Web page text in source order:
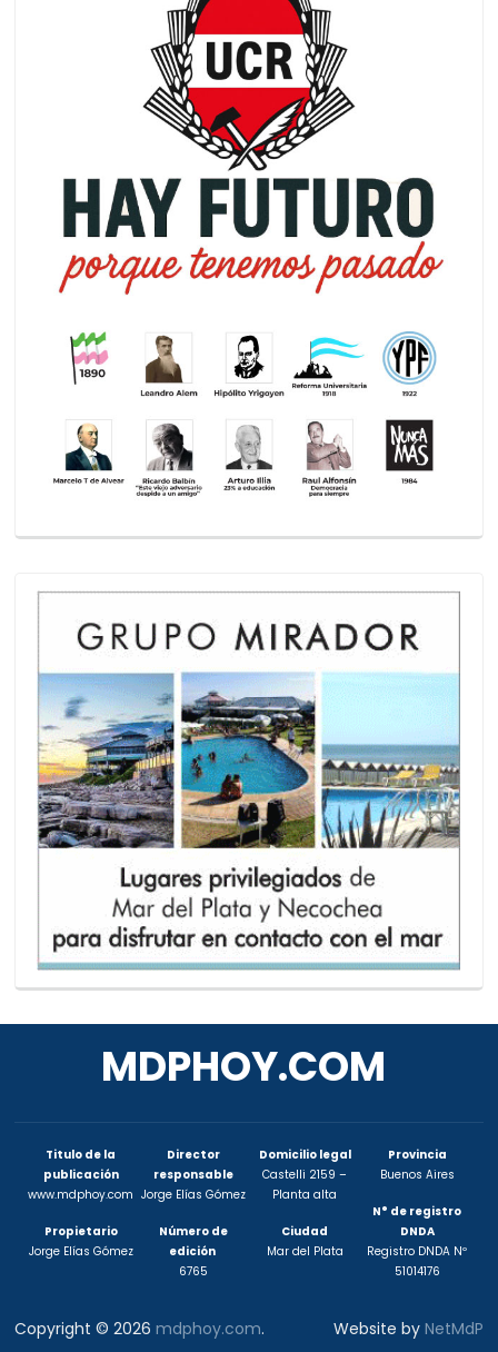
MDPHOY.COM
Titulo de la
publicación
www.mdphoy.com
Propietario
Jorge Elías Gómez
Director
responsable
Jorge Elías Gómez
Número de
edición
6765
Domicilio legal
Castelli 2159 –
Planta alta
Ciudad
Mar del Plata
Provincia
Buenos Aires
N° de registro
DNDA
Registro DNDA Nº
51014176
Copyright © 2026mdphoy.com. Website by NetMdP